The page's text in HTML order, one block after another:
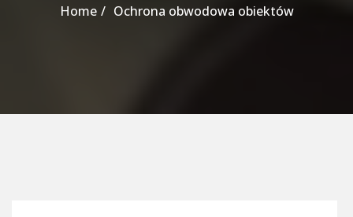
Home Ochrona obwodowa obiektów